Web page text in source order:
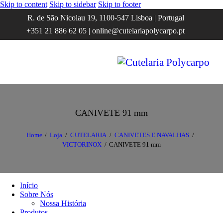
Skip to content Skip to sidebar Skip to footer
R. de São Nicolau 19, 1100-547 Lisboa | Portugal
+351 21 886 62 05 | online@cutelariapolycarpo.pt
CANIVETE 91 mm
Home Loja CUTELARIA
CANIVETES E NAVALHAS
VICTORINOX
CANIVETE 91 mm
Início
Sobre Nós
Nossa História